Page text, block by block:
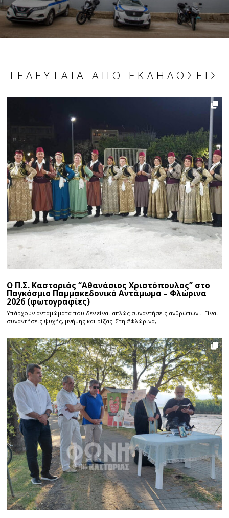
ΤΕΛΕΥΤΑΊΑ ΑΠΌ ΕΚΔΗΛΏΣΕΙΣ
Ο Π.Σ. Καστοριάς “Αθανάσιος Χριστόπουλος” στο
Παγκόσμιο Παμμακεδονικό Αντάμωμα – Φλώρινα
2026 (φωτογραφίες)
Υπάρχουν ανταμώματα που δεν είναι απλώς συναντήσεις ανθρώπων… Είναι
συναντήσεις ψυχής, μνήμης και ρίζας. Στη #Φλώρινα,